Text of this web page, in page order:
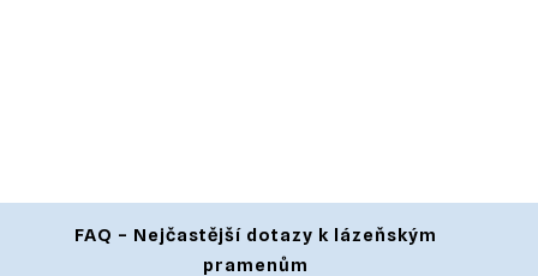
FAQ – Nejčastější dotazy k lázeňským
pramenům